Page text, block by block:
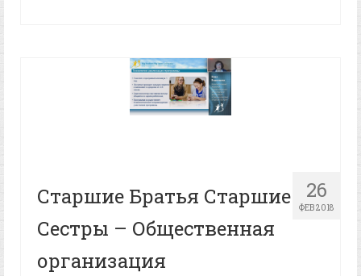
26
ФЕВ 2018
Старшие Братья Старшие
Сестры – Общественная
организация